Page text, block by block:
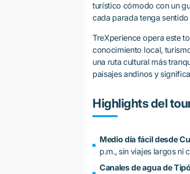
turístico cómodo con un
cada parada tenga
TreXperience opera este
conocimiento local,
una ruta cultural más
paisajes andinos y
Highlights del
Medio día fácil desde
p.m., sin viajes largos ni
Canales de agua de